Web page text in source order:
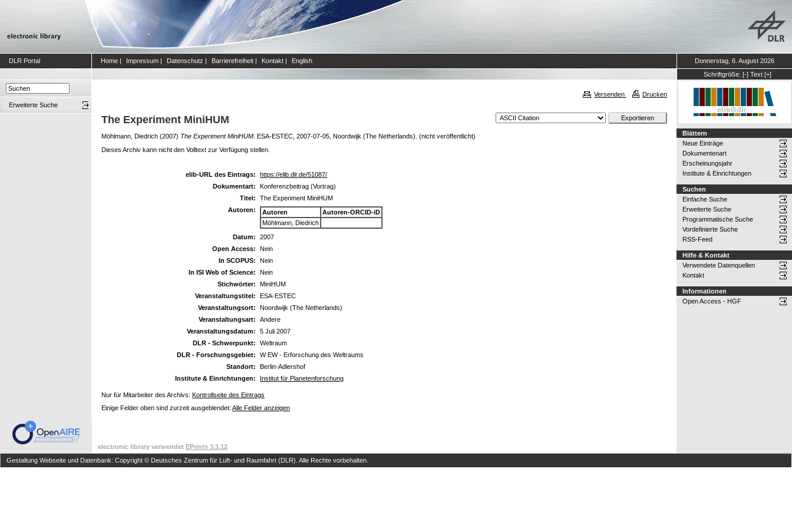
DLR Portal Home | Impressum | Datenschutz | Barrierefreiheit | Kontakt | English
Donnerstag, 6. August 2026
Schriftgröße: [-] Text [+]
Erweiterte Suche
Versenden Drucken
The Experiment MiniHUM
Möhlmann, Diedrich (2007) The Experiment MiniHUM. ESA-ESTEC, 2007-07-05, Noordwijk (The Netherlands). (nicht veröffentlicht)
Dieses Archiv kann nicht den Volltext zur Verfügung stellen.
elib-URL des Eintrags:
https://elib.dlr.de/51087/
Dokumentart:
Konferenzbeitrag (Vortrag)
Titel:
The Experiment MiniHUM
Autoren:
Autoren
Autoren-ORCID-iD
Möhlmann, Diedrich
Datum:
2007
Open Access:
Nein
In SCOPUS:
Nein
In ISI Web of Science:
Nein
Stichwörter:
MiniHUM
Veranstaltungstitel:
ESA-ESTEC
Veranstaltungsort:
Noordwijk (The Netherlands)
Veranstaltungsart:
Andere
Veranstaltungsdatum:
5 Juli 2007
DLR - Schwerpunkt:
Weltraum
DLR - Forschungsgebiet:
W EW - Erforschung des Weltraums
Standort:
Berlin-Adlershof
Institute & Einrichtungen:
Institut für Planetenforschung
Nur für Mitarbeiter des Archivs: Kontrollseite des Eintrags
Einige Felder oben sind zurzeit ausgeblendet: Alle Felder anzeigen
Blättern
Neue Einträge
Dokumentenart
Erscheinungsjahr
Institute & Einrichtungen
Suchen
Einfache Suche
Erweiterte Suche
Programmatische Suche
Vordefinierte Suche
RSS-Feed
Hilfe & Kontakt
Verwendete Datenquellen
Kontakt
Informationen
Open Access - HGF
electronic library verwendet EPrints 3.3.12
Gestaltung Webseite und Datenbank: Copyright © Deutsches Zentrum für Luft- und Raumfahrt (DLR). Alle Rechte vorbehalten.